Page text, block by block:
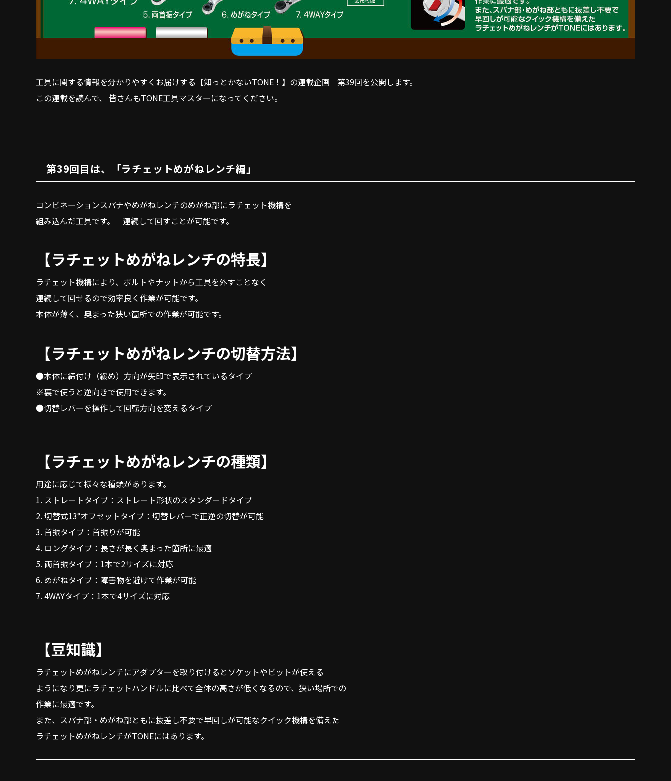
工具に関する情報を分かりやすくお届けする【知っとかないTONE！】の連載企画 第39回を公開します。
この連載を読んで、 皆さんもTONE工具マスターになってください。
第39回目は、「ラチェットめがねレンチ編」
コンビネーションスパナやめがねレンチのめがね部にラチェット機構を
組み込んだ工具です。 連続して回すことが可能です。
【ラチェットめがねレンチの特長】
ラチェット機構により、ボルトやナットから工具を外すことなく
連続して回せるので効率良く作業が可能です。
本体が薄く、奥まった狭い箇所での作業が可能です。
【ラチェットめがねレンチの切替方法】
●本体に締付け（緩め）方向が矢印で表示されているタイプ
※裏で使うと逆向きで使用できます。
●切替レバーを操作して回転方向を変えるタイプ
【ラチェットめがねレンチの種類】
用途に応じて様々な種類があります。
1. ストレートタイプ：ストレート形状のスタンダードタイプ
2. 切替式13°オフセットタイプ：切替レバーで正逆の切替が可能
3. 首振タイプ：首振りが可能
4. ロングタイプ：長さが長く奥まった箇所に最適
5. 両首振タイプ：1本で2サイズに対応
6. めがねタイプ：障害物を避けて作業が可能
7. 4WAYタイプ：1本で4サイズに対応
【豆知識】
ラチェットめがねレンチにアダプターを取り付けるとソケットやビットが使える
ようになり更にラチェットハンドルに比べて全体の高さが低くなるので、狭い場所での
作業に最適です。
また、スパナ部・めがね部ともに抜差し不要で早回しが可能なクイック機構を備えた
ラチェットめがねレンチがTONEにはあります。